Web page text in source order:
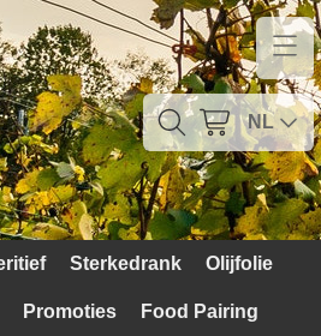
NL
Sterkedrank Olijfolie
Promoties Food Pairing